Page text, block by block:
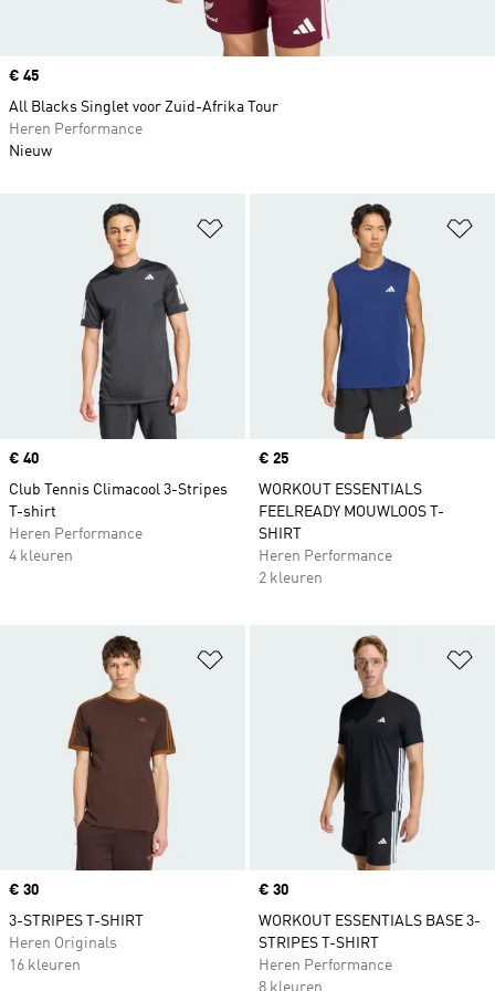
Op verlanglijst zetten
Price
€ 40
Club Tennis Climacool 3-Stripes
T-shirt
Heren Performance
4 kleuren
Price
€ 25
WORKOUT ESSENTIALS
FEELREADY MOUWLOOS T-
SHIRT
Heren Performance
2 kleuren
Op verlanglijst zetten
Price
€ 30
3-STRIPES T-SHIRT
Heren Originals
16 kleuren
Price
€ 30
WORKOUT ESSENTIALS BASE 3-
STRIPES T-SHIRT
Heren Performance
8 kleuren
Price
€ 45
All Blacks Singlet voor Zuid-Afrika Tour
Heren Performance
Nieuw